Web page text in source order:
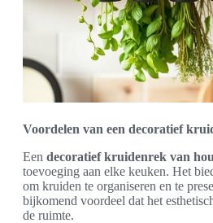
Voordelen van een decoratief
Een decoratief kruidenrek van
toevoeging aan elke keuken. Het
om kruiden te organiseren en te
bijkomend voordeel dat het
de ruimte.